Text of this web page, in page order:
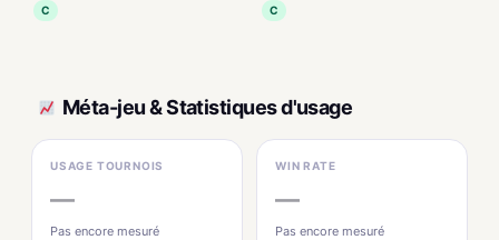
C C
Méta-jeu & Statistiques d'usage
USAGE TOURNOIS
—
Pas encore mesuré
WIN RATE
—
Pas encore mesuré